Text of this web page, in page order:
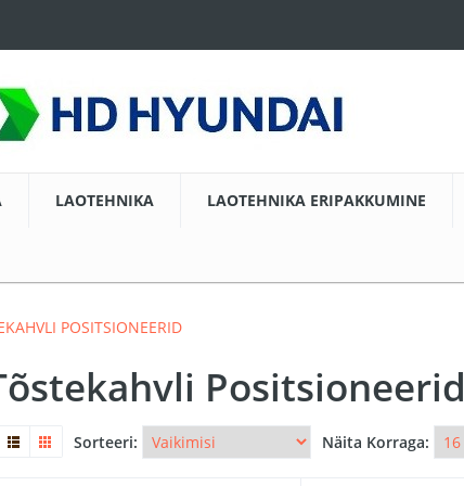
LAOTEHNIKA LAOTEHNIKA ERIPAKKUMINE
POSITSIONEERID
Positsioneerid
Sorteeri: Näita Korraga: